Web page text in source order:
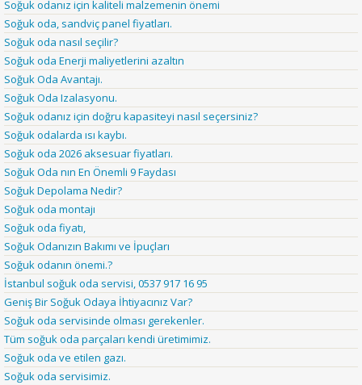
Soğuk odanız için kaliteli malzemenin önemi
Soğuk oda, sandviç panel fiyatları.
Soğuk oda nasıl seçilir?
Soğuk oda Enerji maliyetlerini azaltın
Soğuk Oda Avantajı.
Soğuk Oda Izalasyonu.
Soğuk odanız için doğru kapasiteyi nasıl seçersiniz?
Soğuk odalarda ısı kaybı.
Soğuk oda 2026 aksesuar fiyatları.
Soğuk Oda nın En Önemli 9 Faydası
Soğuk Depolama Nedir?
Soğuk oda montajı
Soğuk oda fiyatı,
Soğuk Odanızın Bakımı ve İpuçları
Soğuk odanın önemi.?
İstanbul soğuk oda servisi, 0537 917 16 95
Geniş Bir Soğuk Odaya İhtiyacınız Var?
Soğuk oda servisinde olması gerekenler.
Tüm soğuk oda parçaları kendi üretimimiz.
Soğuk oda ve etilen gazı.
Soğuk oda servisimiz.